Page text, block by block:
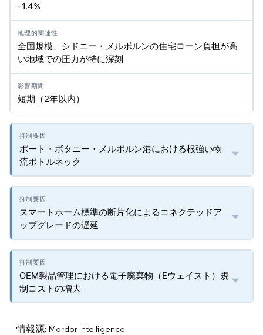
-1.4%
全国規模、シドニー・メルボルンの住宅ローン負担が高
い地域での圧力が特に深刻
短期（2年以内）
ポート・ボタニー・メルボルン港における根強い物
流ボトルネック
スマートホーム標準の断片化によるコネクテッドア
ップグレードの遅延
OEM製品管理における電子廃棄物（Eウェイスト）規
制コストの増大
情報源: Mordor Intelligence